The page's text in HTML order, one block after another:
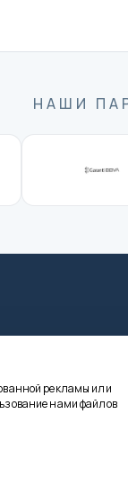
НАШИ
рекламы или
нами файлов